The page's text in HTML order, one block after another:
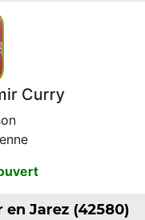
Curry
Jarez (42580)